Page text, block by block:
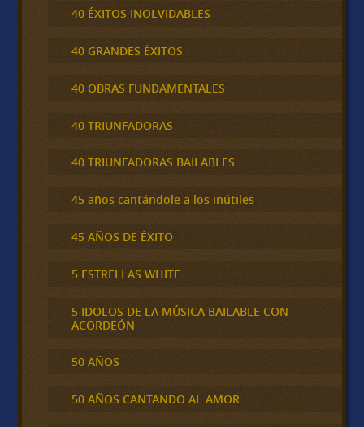
40 ÉXITOS INOLVIDABLES
40 GRANDES ÉXITOS
40 OBRAS FUNDAMENTALES
40 TRIUNFADORAS
40 TRIUNFADORAS BAILABLES
45 años cantándole a los inútiles
45 AÑOS DE ÉXITO
5 ESTRELLAS WHITE
5 IDOLOS DE LA MÚSICA BAILABLE CON
ACORDEÓN
50 AÑOS
50 AÑOS CANTANDO AL AMOR